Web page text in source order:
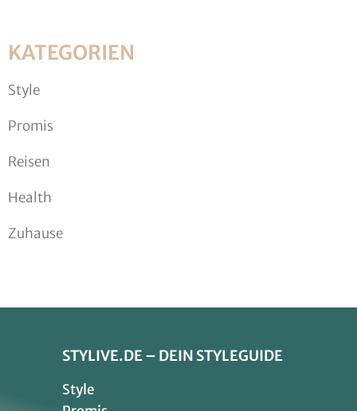
KATEGORIEN
Style
Promis
Reisen
Health
Zuhause
STYLIVE.DE – DEIN STYLEGUIDE
Style